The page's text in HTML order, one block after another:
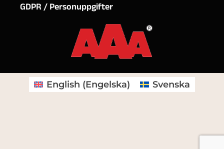
GDPR / Personuppgifter
English (Engelska) Svenska